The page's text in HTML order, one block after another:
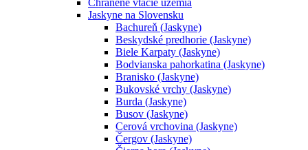
Jaskyne na Slovensku
Bachureň (Jaskyne)
Beskydské predhorie (Jaskyne)
Biele Karpaty (Jaskyne)
Bodvianska pahorkatina (Jaskyne)
Branisko (Jaskyne)
Bukovské vrchy (Jaskyne)
Burda (Jaskyne)
Busov (Jaskyne)
Cerová vrchovina (Jaskyne)
Čergov (Jaskyne)